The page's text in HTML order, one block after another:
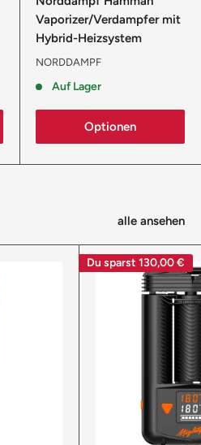
Vaporizer/Verdampfer mit
Hybrid-Heizsystem
NORDDAMPF
Auf Lager
Optionen
alle ansehen
Du sparst 130,00 €